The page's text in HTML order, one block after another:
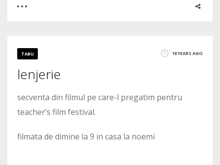
2023
TABU 18 YEARS AGO
lenjerie
secventa din filmul pe care-l pregatim pentru
teacher’s film festival.
filmata de dimine la 9 in casa la noemi